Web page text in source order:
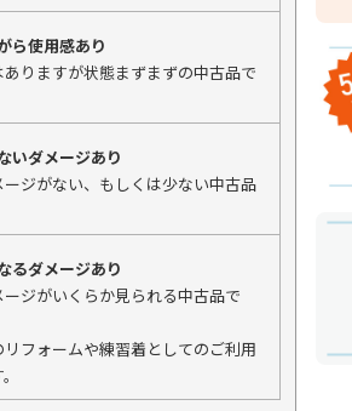
ら使用感あり
りますが状態まずまずの中古品で
いダメージあり
ジがない、もしくは少ない中古品
るダメージあり
ジがいくらか見られる中古品で
フォームや練習着としてのご利用